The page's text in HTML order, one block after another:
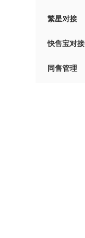
繁星对接
快售宝对接
同售管理